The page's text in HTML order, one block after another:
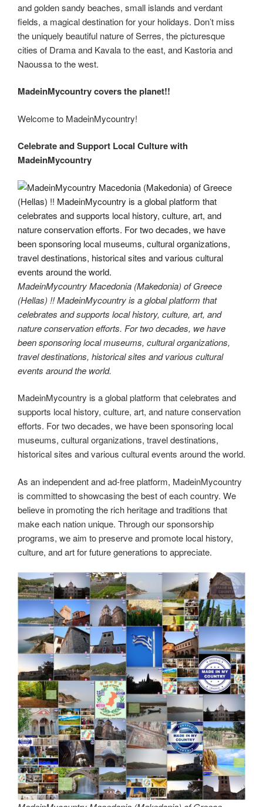
and golden sandy beaches, small islands and verdant
fields, a magical destination for your holidays. Don’t miss
the uniquely beautiful nature of Serres, the picturesque
cities of Drama and Kavala to the east, and Kastoria and
Naoussa to the west.
MadeinMycountry covers the planet!!
Welcome to MadeinMycountry!
Celebrate and Support Local Culture with
MadeinMycountry
MadeinMycountry Macedonia (Makedonia) of Greece
(Hellas) !! MadeinMycountry is a global platform that
celebrates and supports local history, culture, art, and
nature conservation efforts. For two decades, we have
been sponsoring local museums, cultural organizations,
travel destinations, historical sites and various cultural
events around the world.
MadeinMycountry is a global platform that celebrates and
supports local history, culture, art, and nature conservation
efforts. For two decades, we have been sponsoring local
museums, cultural organizations, travel destinations,
historical sites and various cultural events around the world.
As an independent and ad-free platform, MadeinMycountry
is committed to showcasing the best of each country. We
believe in promoting the rich heritage and traditions that
make each nation unique. Through our sponsorship
programs, we aim to preserve and promote local history,
culture, and art for future generations to appreciate.